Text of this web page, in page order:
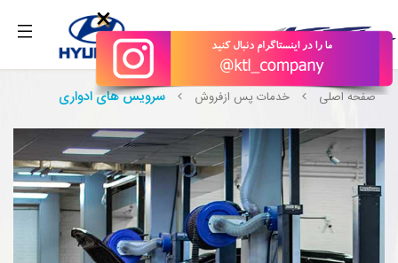
×
صفحه اصلی خدمات پس ازفروش سرویس های ادواری